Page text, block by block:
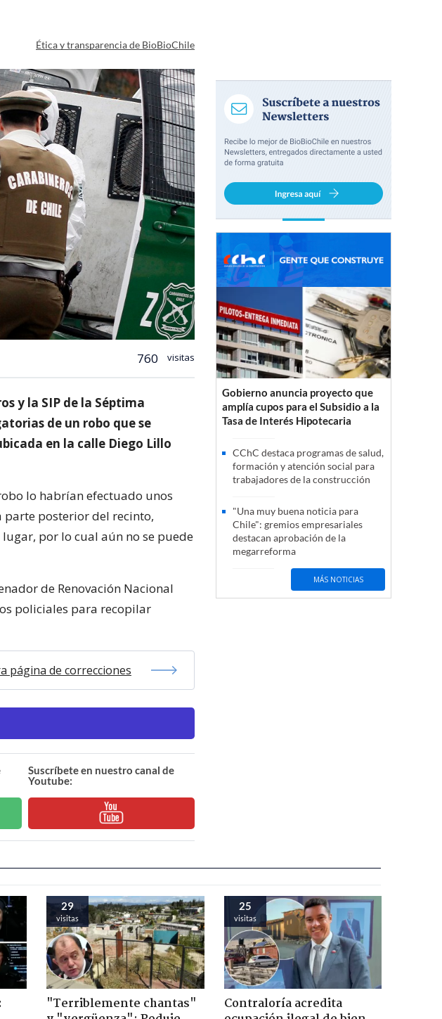
Ética y transparencia de BioBioChile
760 visitas
y la SIP de la Séptima
de un robo que se
en la calle Diego Lillo
lo habrían efectuado unos
posterior del recinto,
por lo cual aún no se puede
de Renovación Nacional
policiales para recopilar
página de correcciones
Suscríbete en nuestro canal de
Youtube:
Gobierno anuncia proyecto que
amplía cupos para el Subsidio a la
Tasa de Interés Hipotecaria
CChC destaca programas de salud,
formación y atención social para
trabajadores de la construcción
"Una muy buena noticia para
Chile": gremios empresariales
destacan aprobación de la
megarreforma
MÁS NOTICIAS
29
visitas
"Terriblemente chantas"
25
visitas
Contraloría acredita